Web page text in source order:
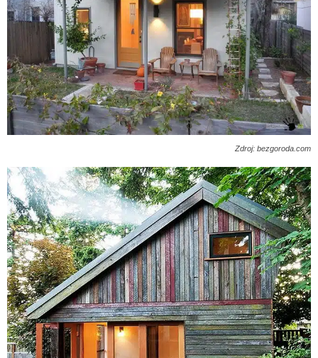
Zdroj: bezgoroda.com